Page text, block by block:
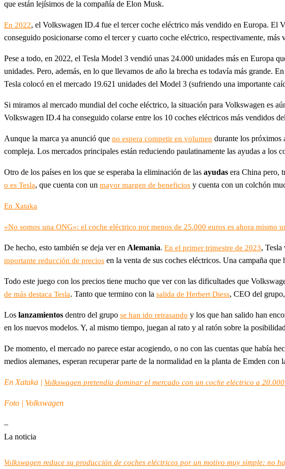
que están lejísimos de la compañía de Elon Musk.
En 2022, el Volkswagen ID.4 fue el tercer coche eléctrico más vendido en Europa. El
conseguido posicionarse como el tercer y cuarto coche eléctrico, respectivamente, más
Pese a todo, en 2022, el Tesla Model 3 vendió unas 24.000 unidades más en Europa
unidades. Pero, además, en lo que llevamos de año la brecha es todavía más
Tesla colocó en el mercado 19.621 unidades del Model 3 (sufriendo una importante
Si miramos al mercado mundial del coche eléctrico, la situación para Volkswagen es
Volkswagen ID.4 ha conseguido colarse entre los 10 coches eléctricos más vendidos
Aunque la marca ya anunció que no espera competir en volumen durante los próximos
compleja. Los mercados principales están reduciendo paulatinamente las ayudas a los
Otro de los países en los que se esperaba la eliminación de las ayudas era China pero,
o es Tesla, que cuenta con un mayor margen de beneficios y cuenta con un colchón
En Xataka
«No somos una ONG»: el coche eléctrico por menos de 25.000 euros es ahora mismo
De hecho, esto también se deja ver en Alemania. En el primer trimestre de 2023, Tesla
mportante reducción de precios en la venta de sus coches eléctricos. Una campaña
Todo este juego con los precios tiene mucho que ver con las dificultades que
de más destaca Tesla. Tanto que termino con la salida de Herbert Diess, CEO del
Los lanzamientos dentro del grupo se han ido retrasando y los que han salido han
en los nuevos modelos. Y, al mismo tiempo, juegan al rato y al ratón sobre la
De momento, el mercado no parece estar acogiendo, o no con las cuentas que había
medios alemanes, esperan recuperar parte de la normalidad en la planta de Emden con
En Xataka | Volkswagen pretendía dominar el mercado con un coche eléctrico a
Foto | Volkswagen
–
La noticia
Volkswagen reduce su producción de coches eléctricos por un motivo muy simple: no